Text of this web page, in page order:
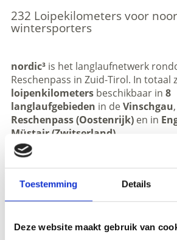
Toestemming Details
Deze website maakt gebruik van
232 Loipekilometers voor
wintersporters
nordic³ is het langlaufnetwerk
Reschenpass in Zuid-Tirol. In totaal
loipenkilometers beschikbaar in 8
langlaufgebieden in deVinschgau
Reschenpass (Oostenrijk)en in
Müstair (Zwitserland).